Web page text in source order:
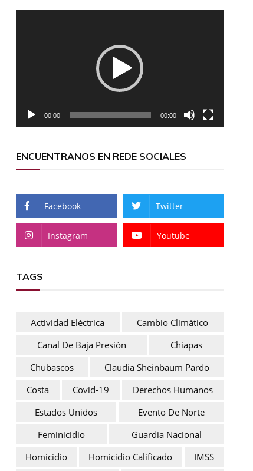
00:00 00:00
ENCUENTRANOS EN REDE SOCIALES
Facebook Twitter
Instagram Youtube
TAGS
Actividad Eléctrica
Cambio Climático
Canal De Baja Presión
Chiapas
Chubascos
Claudia Sheinbaum Pardo
Costa
Covid-19
Derechos Humanos
Estados Unidos
Evento De Norte
Feminicidio
Guardia Nacional
Homicidio
Homicidio Calificado
IMSS